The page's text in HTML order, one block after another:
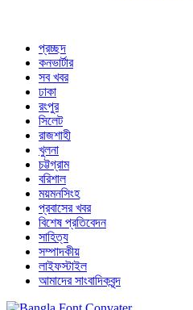
প্রচ্ছদ
কনভার্টার
সব খবর
ঢাকা
রংপুর
সিলেট
রাজশাহী
খুলনা
চট্টগ্রাম
বরিশাল
ময়মনসিংহ
প্রবাসের খবর
বিশেষ প্রতিবেদন
সাহিত্য
সম্পাদকীয়
লাইফস্টাইল
আমাদের সাংবাদিকবৃন্দ